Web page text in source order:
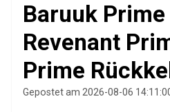
Baruuk Prime
Revenant
Prime
Gepostet am 2026-08-06